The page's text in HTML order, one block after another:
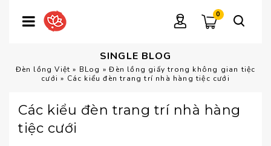
0
SINGLE BLOG
Đèn lồng Việt » BLog »Đèn lồng giấy trong không gian tiệc
cưới » Các kiểu đèn trang trí nhà hàng tiệc cưới
Các kiểu đèn trang trí nhà hàng
tiệc cưới